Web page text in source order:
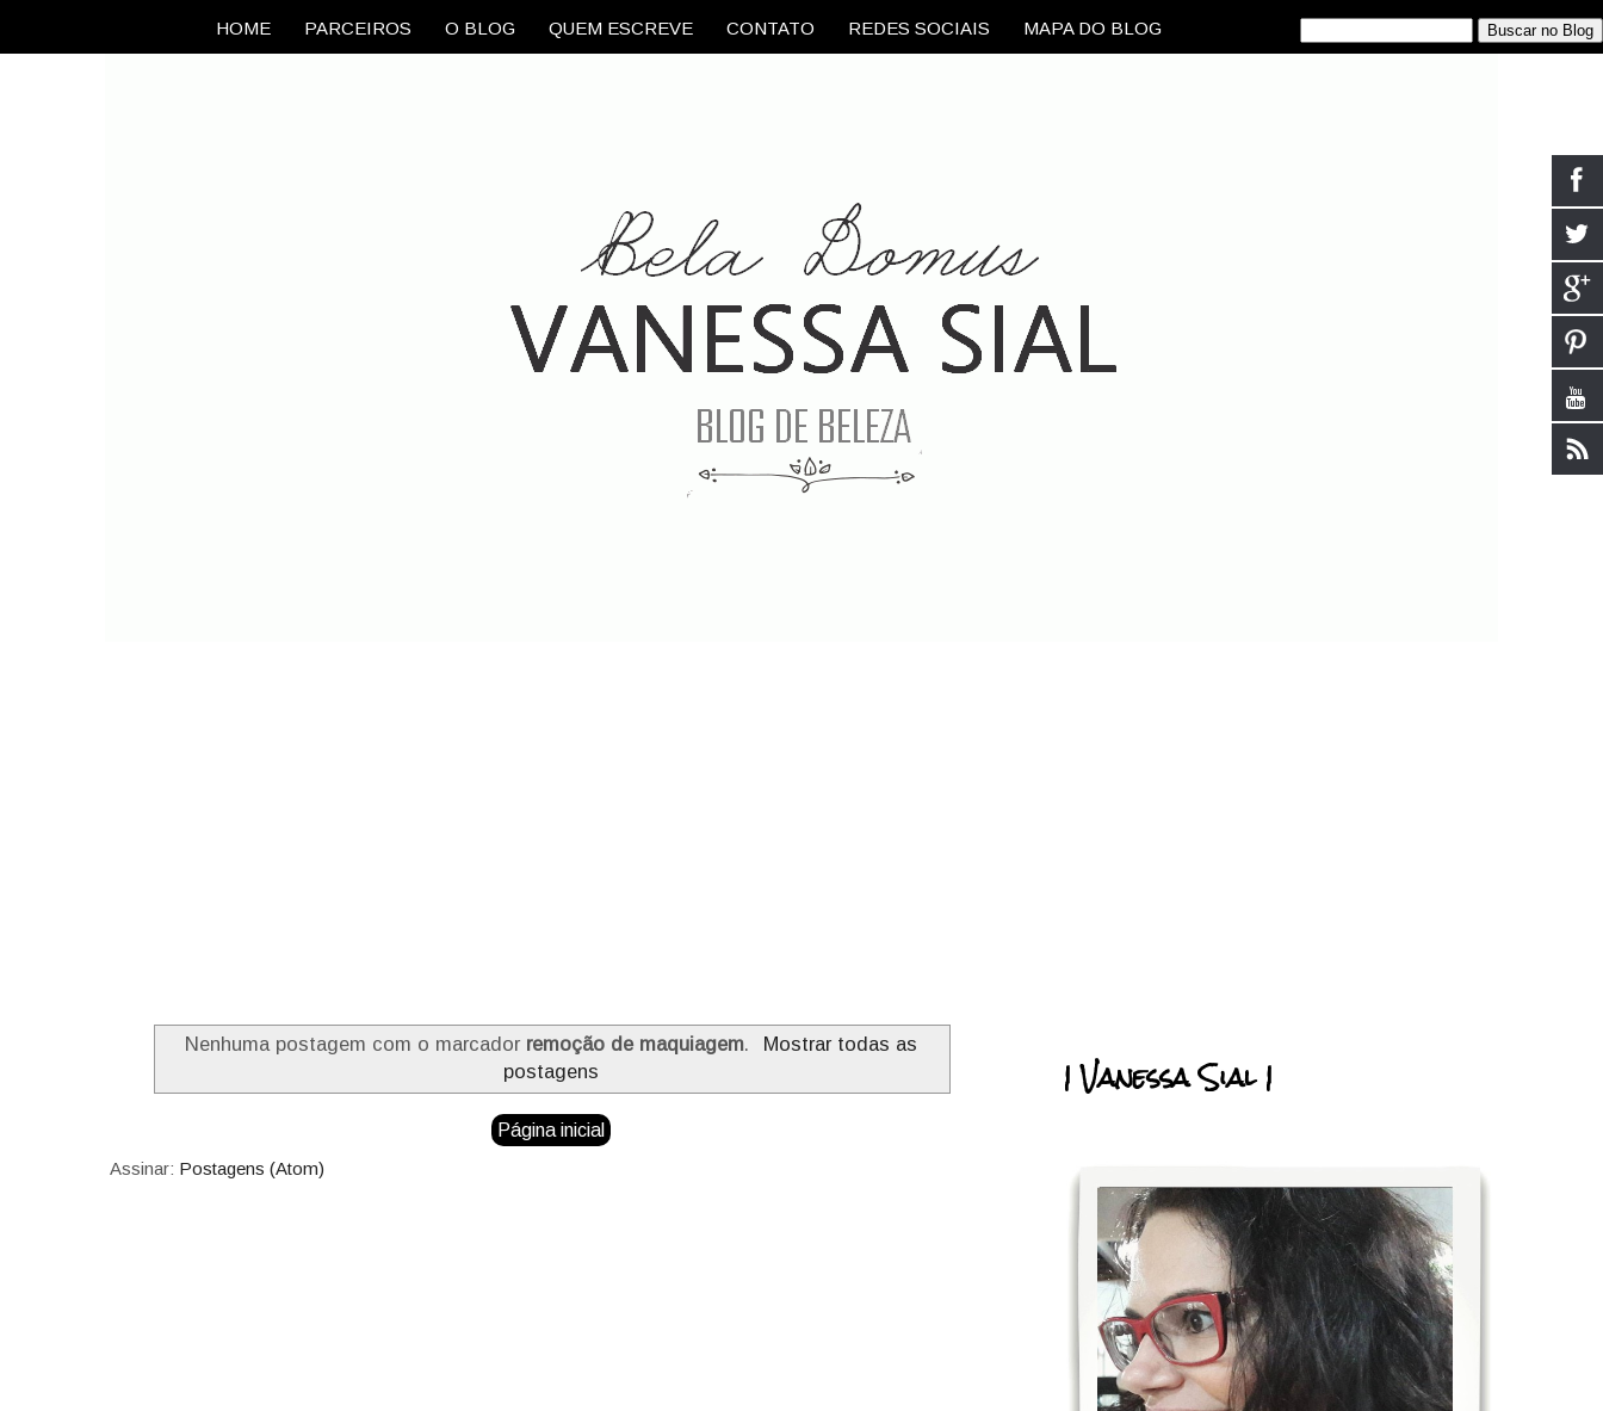
HOME PARCEIROS O BLOG QUEM ESCREVE CONTATO REDES SOCIAIS MAPA DO BLOG
Nenhuma postagem com o marcador remoção de maquiagem.
Mostrar todas as
postagens
Página inicial
Assinar: Postagens (Atom)
| Vanessa Sial |